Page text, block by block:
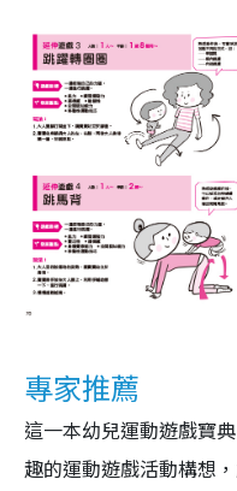
專家推薦
這一本幼兒運動遊戲寶
趣的運動遊戲活動構想